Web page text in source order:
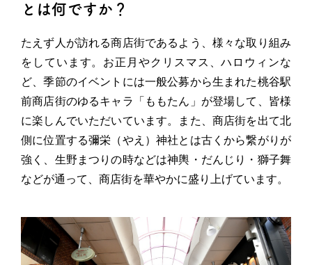
とは何ですか？
たえず人が訪れる商店街であるよう、様々な取り組み
をしています。お正月やクリスマス、ハロウィンな
ど、季節のイベントには一般公募から生まれた桃谷駅
前商店街のゆるキャラ「ももたん」が登場して、皆様
に楽しんでいただいています。また、商店街を出て北
側に位置する彌栄（やえ）神社とは古くから繋がりが
強く、生野まつりの時などは神輿・だんじり・獅子舞
などが通って、商店街を華やかに盛り上げています。